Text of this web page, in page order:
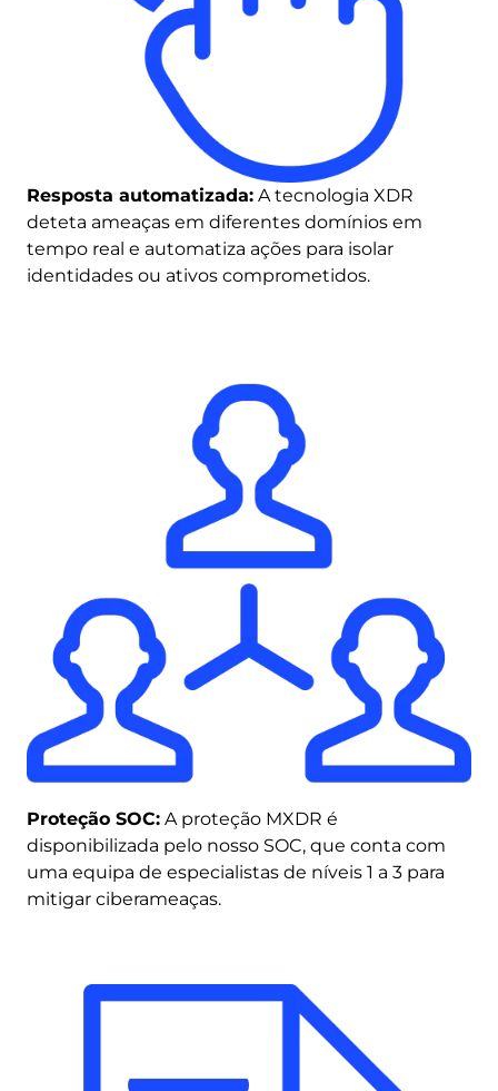
Resposta automatizada: A tecnologia XDR
deteta ameaças em diferentes domínios em
tempo real e automatiza ações para isolar
identidades ou ativos comprometidos.
Proteção SOC: A proteção MXDR é
disponibilizada pelo nosso SOC, que conta com
uma equipa de especialistas de níveis 1 a 3 para
mitigar ciberameaças.